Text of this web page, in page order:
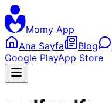
Momy App
Ana Sayfa
Blog
Google PlayApp Store